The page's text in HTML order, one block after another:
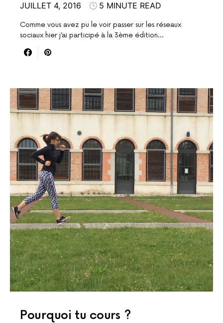
JUILLET 4, 2016 5 MINUTE READ
Comme vous avez pu le voir passer sur les réseaux
sociaux hier j’ai participé à la 3ème édition…
Pourquoi tu cours ?